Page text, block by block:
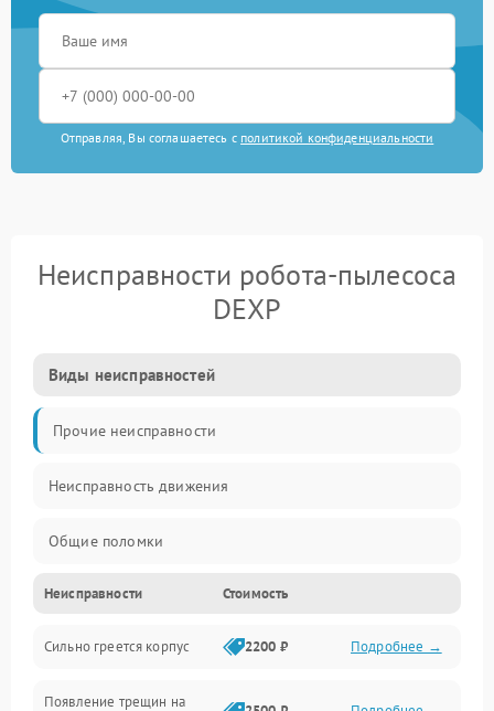
Отправляя, Вы соглашаетесь с политикой конфиденциальности
Неисправности робота-пылесоса
DEXP
Виды неисправностей
Прочие неисправности
Неисправность движения
Общие поломки
Неисправность датчиков
Неисправность программного обеспечения
Проблемы с сигналом
Неисправности Стоимость
Сильно греется корпус 2200 ₽ Подробнее →
Появление трещин на